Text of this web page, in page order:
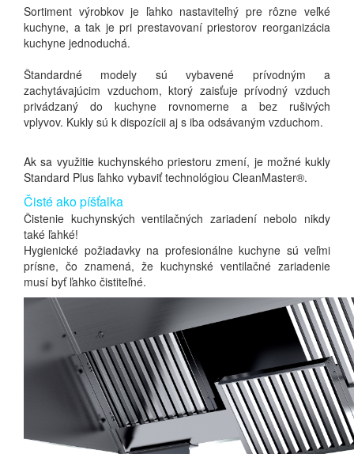
Sortiment výrobkov je ľahko nastaviteľný pre rôzne veľké
kuchyne, a tak je pri prestavovaní priestorov reorganizácia
kuchyne jednoduchá.
Štandardné modely sú vybavené prívodným a
zachytávajúcim vzduchom, ktorý zaisťuje prívodný vzduch
privádzaný do kuchyne rovnomerne a bez rušivých
vplyvov. Kukly sú k dispozícii aj s iba odsávaným vzduchom.
Ak sa využitie kuchynského priestoru zmení, je možné kukly
Standard Plus ľahko vybaviť technológiou CleanMaster®.
Čisté ako píšťalka
Čistenie kuchynských ventilačných zariadení nebolo nikdy
také ľahké!
Hygienické požiadavky na profesionálne kuchyne sú veľmi
prísne, čo znamená, že kuchynské ventilačné zariadenie
musí byť ľahko čistiteľné.